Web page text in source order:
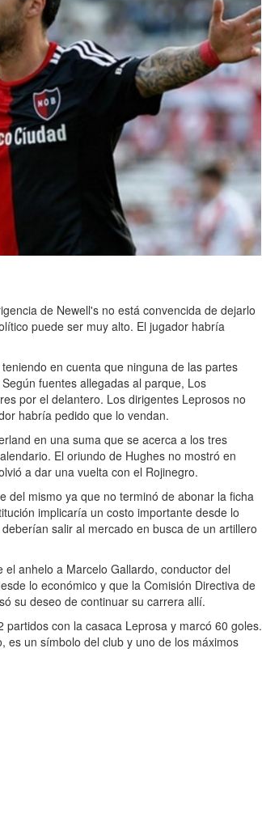
de Newell's no está convencida de dejarlo
puede ser muy alto. El jugador habría
en cuenta que ninguna de las partes
fuentes allegadas al parque, Los
por el delantero. Los dirigentes Leprosos no
habría pedido que lo vendan.
en una suma que se acerca a los tres
El oriundo de Hughes no mostró en
a dar una vuelta con el Rojinegro.
del mismo ya que no terminó de abonar la ficha
implicaría un costo importante desde lo
salir al mercado en busca de un artillero
anhelo a Marcelo Gallardo, conductor del
lo económico y que la Comisión Directiva de
su deseo de continuar su carrera allí.
con la casaca Leprosa y marcó 60 goles.
es un símbolo del club y uno de los máximos